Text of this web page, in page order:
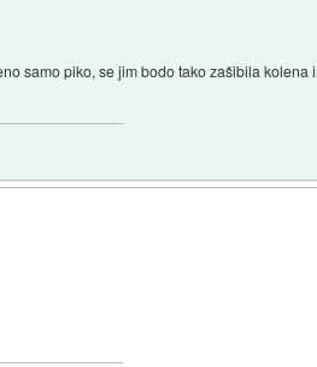
samo piko, se jim bodo tako zašibila